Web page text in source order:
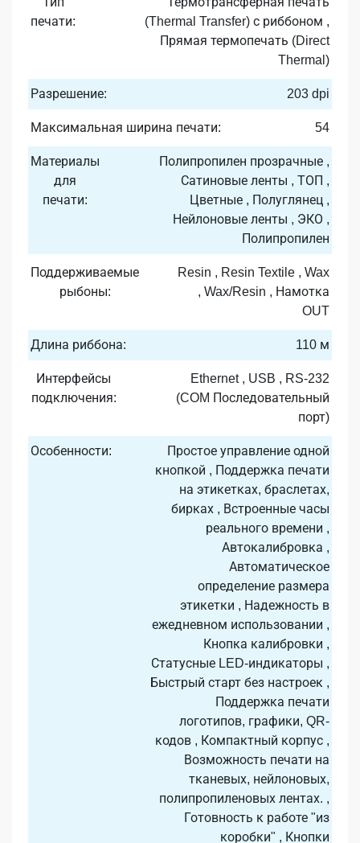
печати:
(Thermal Transfer) с риббоном ,
Прямая термопечать (Direct
Thermal)
Разрешение: 203 dpi
Максимальная ширина печати: 54
Материалы
для
печати:
Полипропилен прозрачные ,
Сатиновые ленты , ТОП ,
Цветные , Полуглянец ,
Нейлоновые ленты , ЭКО ,
Полипропилен
Поддерживаемые
рыбоны:
Resin , Resin Textile , Wax
, Wax/Resin , Намотка
OUT
Длина риббона: 110 м
Интерфейсы
подключения:
Ethernet , USB , RS-232
(COM Последовательный
порт)
Особенности:
Простое управление одной
кнопкой , Поддержка печати
на этикетках, браслетах,
бирках , Встроенные часы
реального времени ,
Автокалибровка ,
Автоматическое
определение размера
этикетки , Надежность в
ежедневном использовании ,
Кнопка калибровки ,
Статусные LED-индикаторы ,
Быстрый старт без настроек ,
Поддержка печати
логотипов, графики, QR-
кодов , Компактный корпус ,
Возможность печати на
тканевых, нейлоновых,
полипропиленовых лентах. ,
Готовность к работе "из
коробки" , Кнопки